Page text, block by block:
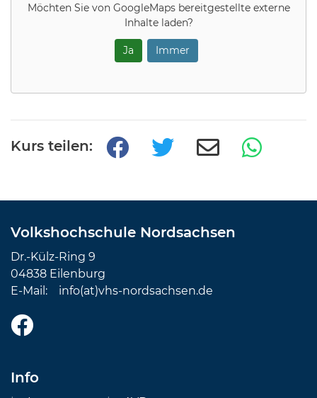
Möchten Sie von GoogleMapsbereitgestellte externe
Inhalte laden?
Ja Immer
Kurs teilen:
Volkshochschule Nordsachsen
Dr.-Külz-Ring 9
04838 Eilenburg
E-Mail: info(at)vhs-nordsachsen.de
Info